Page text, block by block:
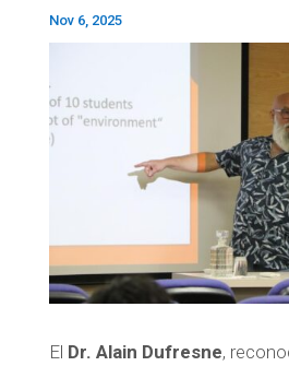
Nov 6, 2025
El Dr. Alain Dufresne,